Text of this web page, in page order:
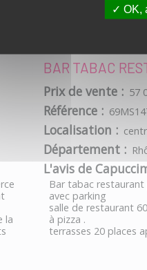
la
BAR TABAC
Prix de vente : 57
Référence :
Localisation :
Département :
L'avis de
Bar tabac
avec parking
salle de restaurant
à pizza .
terrasses 20 places
✓ OK,